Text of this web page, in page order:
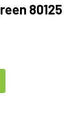
80125
lượng